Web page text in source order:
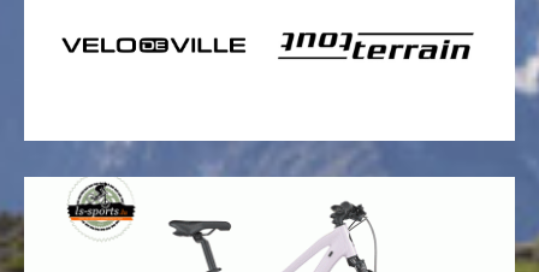
ELEKTRO
VËLOEN
PEDELEC